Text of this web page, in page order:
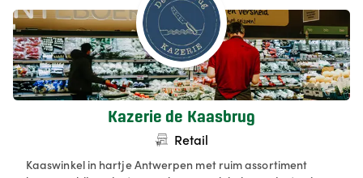
Kazerie de Kaasbrug
Retail
Kaaswinkel in hartje Antwerpen met ruim assortiment